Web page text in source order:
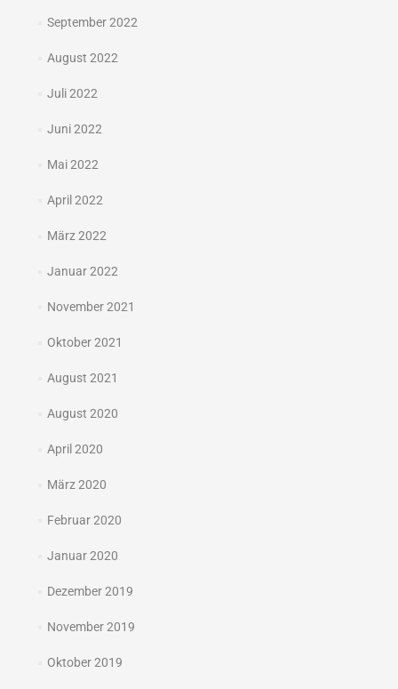
September 2022
August 2022
Juli 2022
Juni 2022
Mai 2022
April 2022
März 2022
Januar 2022
November 2021
Oktober 2021
August 2021
August 2020
April 2020
März 2020
Februar 2020
Januar 2020
Dezember 2019
November 2019
Oktober 2019